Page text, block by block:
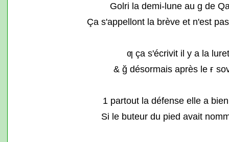
Golri la demi-lune au g de
Ça s'appellont la brève et n'est
ƣ ça s'écrivit il y a la
& ğ désormais après le ғ
1 partout la défense elle a
Si le buteur du pied avait